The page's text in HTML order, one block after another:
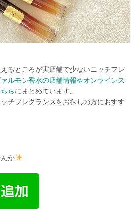
るところが実店舗で少ないニッチフレ
ァルモン香水の店舗情報やオンラインス
らにまとめています。
チフレグランスをお探しの方におすす
か